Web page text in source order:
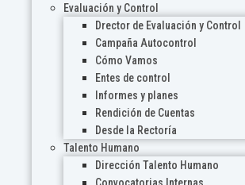
Evaluación y Control
Drector de Evaluación y Control
Campaña Autocontrol
Cómo Vamos
Entes de control
Informes y planes
Rendición de Cuentas
Desde la Rectoría
Talento Humano
Dirección Talento Humano
Convocatorias Internas